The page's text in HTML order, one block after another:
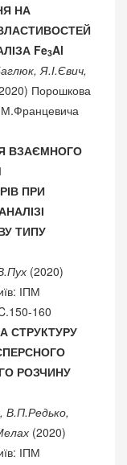
НА
Fe3Al
Я.І.Євич,
Порошкова
ВЗАЄМНОГО
ПРИ
ТИПУ
(2020)
ІПМ
160
СТРУКТУРУ
РОЗЧИНУ
В.П.Редько,
(2020)
ІПМ